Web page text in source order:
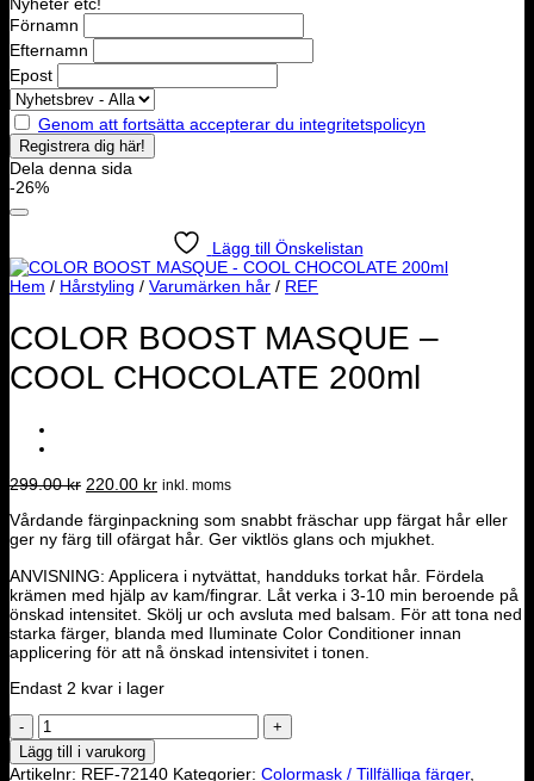
Förnamn
Efternamn
Epost
Genom att fortsätta accepterar du integritetspolicyn
Dela denna sida
-26%
Lägg till Önskelistan
Hem / Hårstyling / Varumärken hår / REF
COLOR BOOST MASQUE –
COOL CHOCOLATE 200ml
299.00kr Det
priset
var:
220.00 krDet
priset
är:
inkl. moms
Vårdande färginpackning som snabbt fräschar upp färgat hår eller
ger ny färg till ofärgat hår. Ger viktlös glans och mjukhet.
ANVISNING: Applicera i nytvättat, handduks torkat hår. Fördela
krämen med hjälp av kam/fingrar. Låt verka i 3-10 min beroende på
önskad intensitet. Skölj ur och avsluta med balsam. För att tona ned
starka färger, blanda med Iluminate Color Conditioner innan
applicering för att nå önskad intensivitet i tonen.
Endast 2 kvar i lager
COLOR
BOOST
MASQUE
Lägg till i varukorg
Artikelnr: REF-72140 Kategorier: Colormask / Tillfälliga färger,